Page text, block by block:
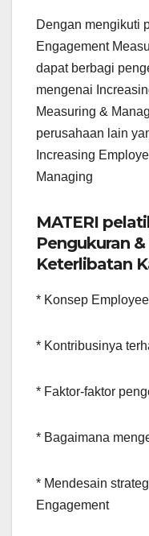
Dengan mengikuti
Engagement
dapat berbagi
mengenai
Measuring &
perusahaan lain
Increasing
Managing
MATERI
Pengukuran
Keterlibatan
* Konsep
* Kontribusinya
* Faktor-faktor
* Bagaimana
* Mendesain
Engagement